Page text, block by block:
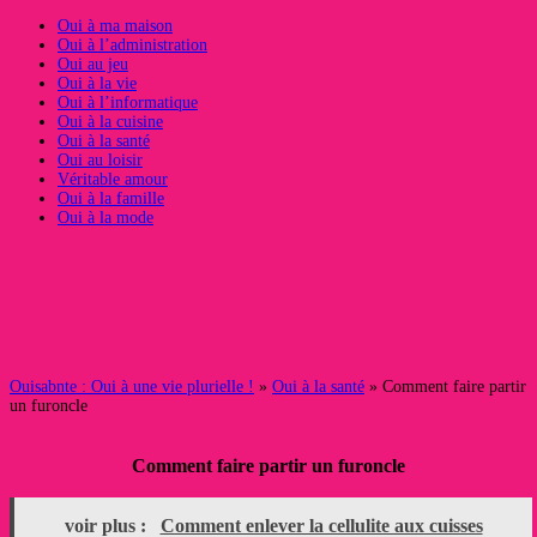
Oui à ma maison
Oui à l’administration
Oui au jeu
Oui à la vie
Oui à l’informatique
Oui à la cuisine
Oui à la santé
Oui au loisir
Véritable amour
Oui à la famille
Oui à la mode
Ouisabnte : Oui à une vie plurielle ! » Oui à la santé » Comment faire partir
un furoncle
Comment faire partir un furoncle
voir plus : Comment enlever la cellulite aux cuisses